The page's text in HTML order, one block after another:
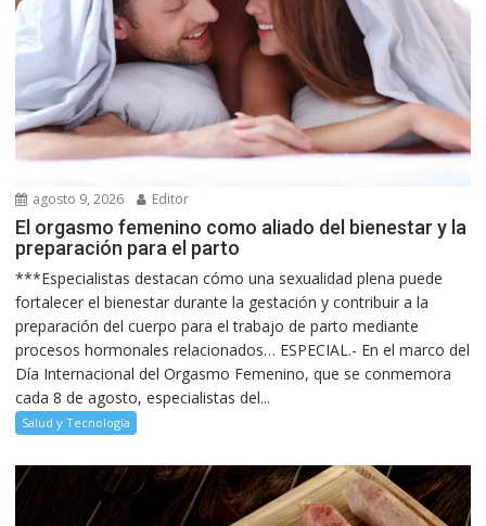
agosto 9, 2026 Editor
El orgasmo femenino como aliado del bienestar y la
preparación para el parto
***Especialistas destacan cómo una sexualidad plena puede
fortalecer el bienestar durante la gestación y contribuir a la
preparación del cuerpo para el trabajo de parto mediante
procesos hormonales relacionados… ESPECIAL.- En el marco del
Día Internacional del Orgasmo Femenino, que se conmemora
cada 8 de agosto, especialistas del...
Salud y Tecnología